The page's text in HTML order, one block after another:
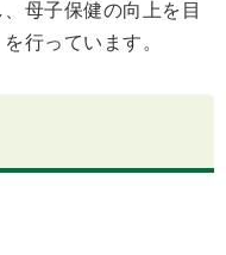
母子保健の向上を目
行っています。